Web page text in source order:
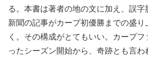
る。本書は著者の地の文に加え、誤
新聞の記事がカープ初優勝までの盛り
く。その構成がとてもいい。カープ
ったシーズン開始から、奇跡とも言